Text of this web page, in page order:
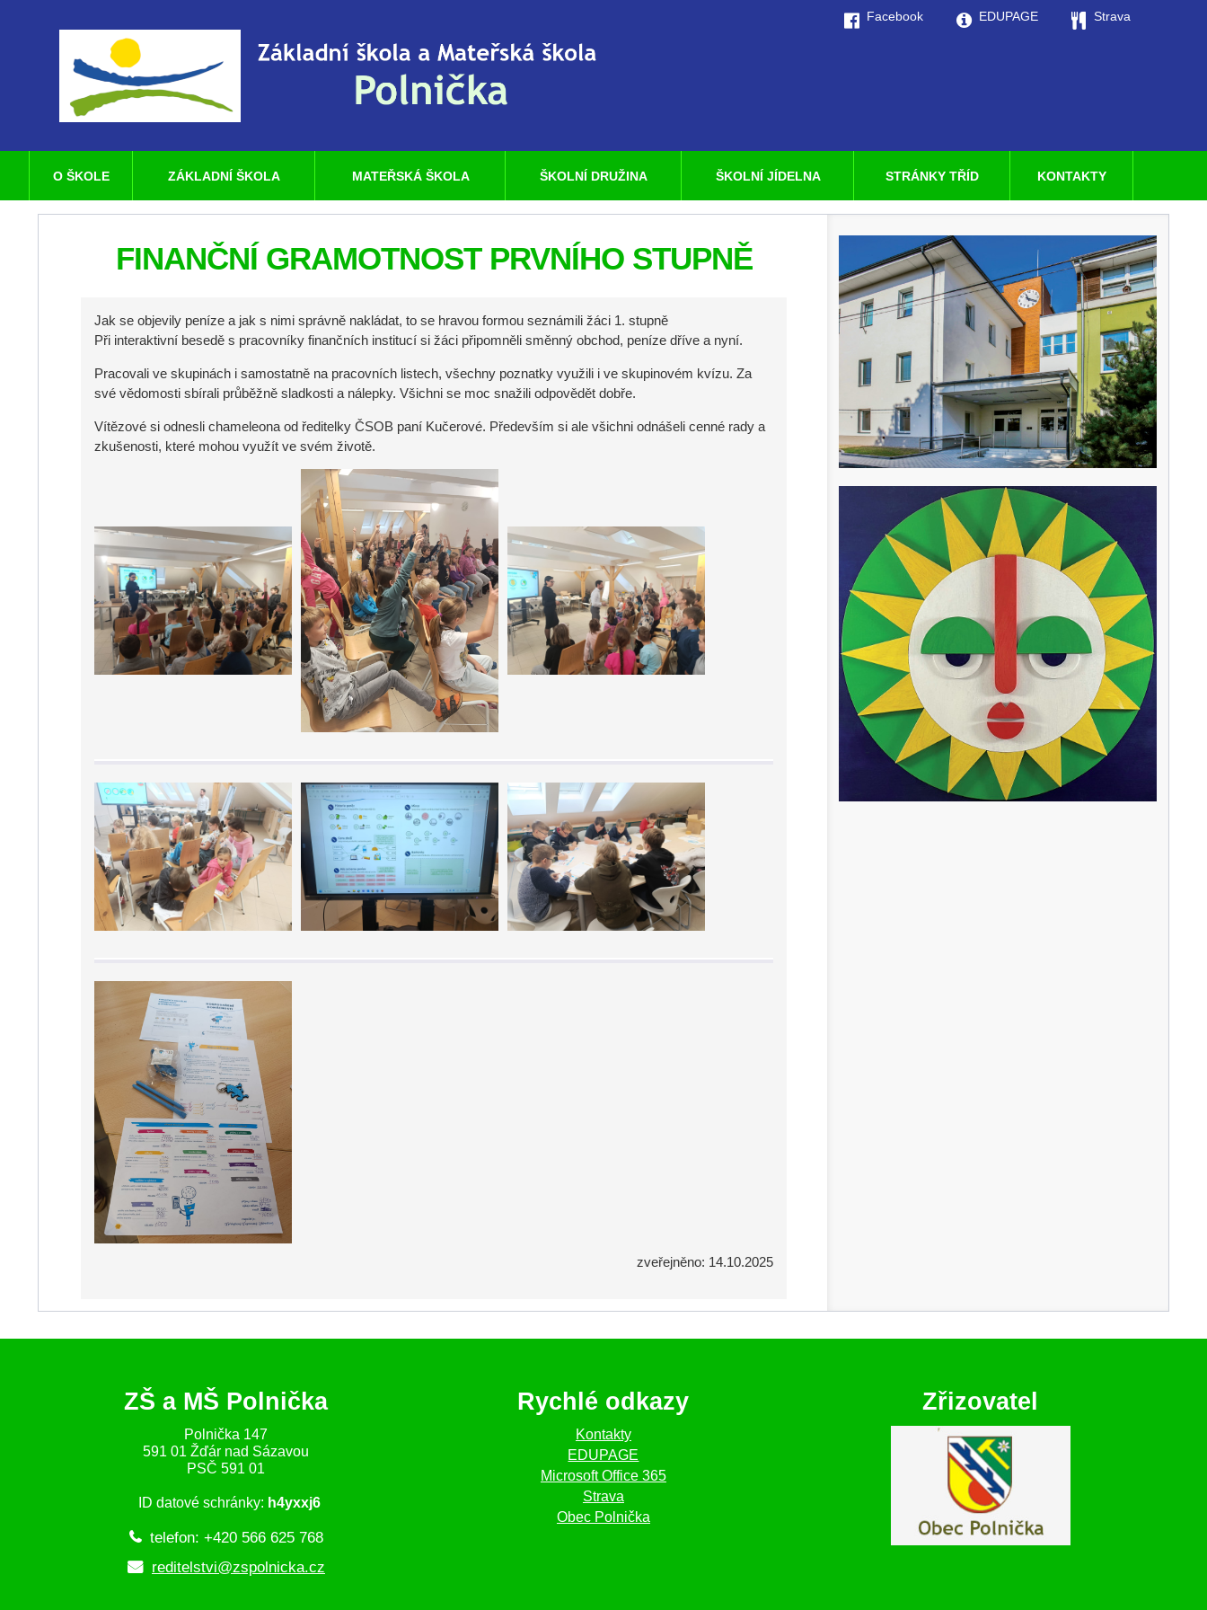
FINANČNÍ GRAMOTNOST PRVNÍHO STUPNĚ
Jak se objevily peníze a jak s nimi správně nakládat, to se hravou formou seznámili žáci 1. stupně
Při interaktivní besedě s pracovníky finančních institucí si žáci připomněli směnný obchod, peníze dříve a nyní.
Pracovali ve skupinách i samostatně na pracovních listech, všechny poznatky využili i ve skupinovém kvízu. Za
své vědomosti sbírali průběžně sladkosti a nálepky. Všichni se moc snažili odpovědět dobře.
Vítězové si odnesli chameleona od ředitelky ČSOB paní Kučerové. Především si ale všichni odnášeli cenné rady a
zkušenosti, které mohou využít ve svém životě.
zveřejněno: 14.10.2025
ZŠ a MŠ Polnička
Polnička 147
591 01 Žďár nad Sázavou
PSČ 591 01
ID datové schránky: h4yxxj6
telefon: +420 566 625 768
reditelstvi@zspolnicka.cz
Rychlé odkazy
Kontakty
EDUPAGE
Microsoft Office 365
Strava
Obec Polnička
Zřizovatel
Facebook EDUPAGE Strava
O ŠKOLE ZÁKLADNÍ ŠKOLA MATEŘSKÁ ŠKOLA ŠKOLNÍ DRUŽINA ŠKOLNÍ JÍDELNA STRÁNKY TŘÍD KONTAKTY